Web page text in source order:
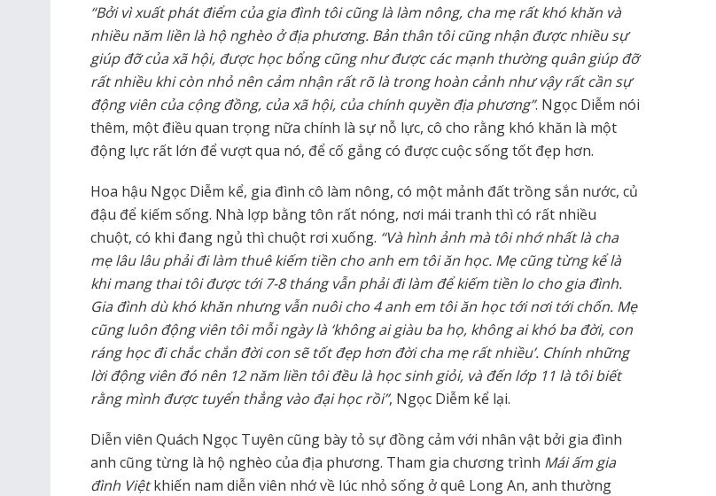
“Bởi vì xuất phát điểm của gia đình tôi cũng là làm nông, cha mẹ rất khó khăn và
nhiều năm liền là hộ nghèo ở địa phương. Bản thân tôi cũng nhận được nhiều sự
giúp đỡ của xã hội, được học bổng cũng như được các mạnh thường quân giúp đỡ
rất nhiều khi còn nhỏ nên cảm nhận rất rõ là trong hoàn cảnh như vậy rất cần sự
động viên của cộng đồng, của xã hội, của chính quyền địa phương”. Ngọc Diễm nói
thêm, một điều quan trọng nữa chính là sự nỗ lực, cô cho rằng khó khăn là một
động lực rất lớn để vượt qua nó, để cố gắng có được cuộc sống tốt đẹp hơn.
Hoa hậu Ngọc Diễm kể, gia đình cô làm nông, có một mảnh đất trồng sắn nước, củ
đậu để kiếm sống. Nhà lợp bằng tôn rất nóng, nơi mái tranh thì có rất nhiều
chuột, có khi đang ngủ thì chuột rơi xuống. “Và hình ảnh mà tôi nhớ nhất là cha
mẹ lâu lâu phải đi làm thuê kiếm tiền cho anh em tôi ăn học. Mẹ cũng từng kể là
khi mang thai tôi được tới 7-8 tháng vẫn phải đi làm để kiếm tiền lo cho gia đình.
Gia đình dù khó khăn nhưng vẫn nuôi cho 4 anh em tôi ăn học tới nơi tới chốn. Mẹ
cũng luôn động viên tôi mỗi ngày là ‘không ai giàu ba họ, không ai khó ba đời, con
ráng học đi chắc chắn đời con sẽ tốt đẹp hơn đời cha mẹ rất nhiều’. Chính những
lời động viên đó nên 12 năm liền tôi đều là học sinh giỏi, và đến lớp 11 là tôi biết
rằng mình được tuyển thẳng vào đại học rồi”, Ngọc Diễm kể lại.
Diễn viên Quách Ngọc Tuyên cũng bày tỏ sự đồng cảm với nhân vật bởi gia đình
anh cũng từng là hộ nghèo của địa phương. Tham gia chương trình Mái ấm gia
đình Việtkhiến nam diễn viên nhớ về lúc nhỏ sống ở quê Long An, anh thường